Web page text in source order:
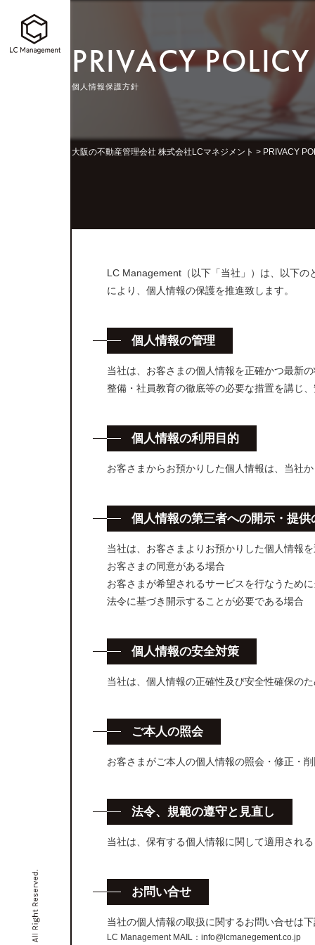
PRIVACY POLICY
個人情報保護方針
大阪の不動産管理会社 株式会社LCマネジメント > PRIVACY
LC Management（以下「当社」）は、以下
により、個人情報の保護を推進致します。
個人情報の管理
当社は、お客さまの個人情報を正確かつ最新
整備・社員教育の徹底等の必要な措置を講じ
個人情報の利用目的
お客さまからお預かりした個人情報は、当社
個人情報の第三者への開示 ・ 提供
当社は、お客さまよりお預かりした個人情報
お客さまの同意がある場合
お客さまが希望されるサービスを行なうため
法令に基づき開示することが必要である場合
個人情報の安全対策
当社は、個人情報の正確性及び安全性確保の
ご本人の照会
お客さまがご本人の個人情報の照会・修正・
法令、規範の遵守と見直し
当社は、保有する個人情報に関して適用され
お問い合せ
当社の個人情報の取扱に関するお問い合せは
LC Management MAIL：info@lcmanegement.co.jp